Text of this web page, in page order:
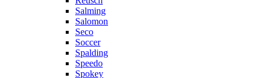
Salming
Salomon
Seco
Soccer
Spalding
Speedo
Spokey